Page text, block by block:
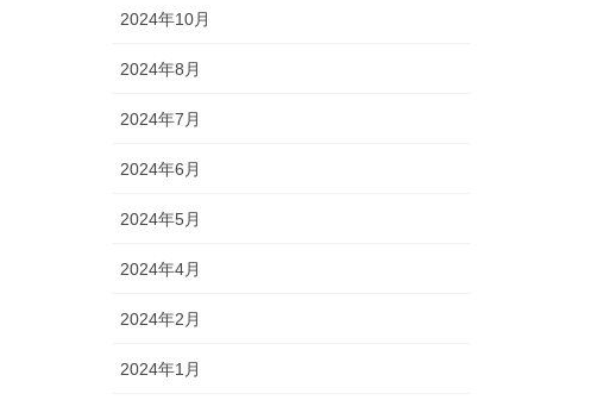
2024年10月
2024年8月
2024年7月
2024年6月
2024年5月
2024年4月
2024年2月
2024年1月